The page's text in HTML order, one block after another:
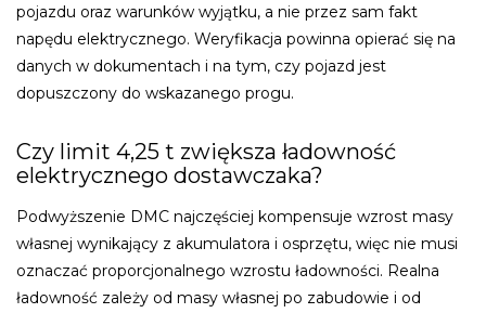
pojazdu oraz warunków wyjątku, a nie przez sam fakt
napędu elektrycznego. Weryfikacja powinna opierać się na
danych w dokumentach i na tym, czy pojazd jest
dopuszczony do wskazanego progu.
Czy limit 4,25 t zwiększa ładowność
elektrycznego dostawczaka?
Podwyższenie DMC najczęściej kompensuje wzrost masy
własnej wynikający z akumulatora i osprzętu, więc nie musi
oznaczać proporcjonalnego wzrostu ładowności. Realna
ładowność zależy od masy własnej po zabudowie i od